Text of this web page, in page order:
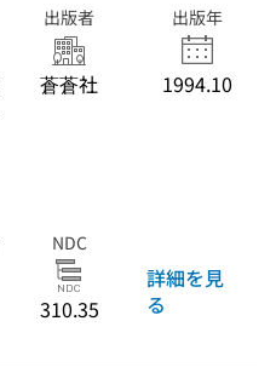
出版者
蒼蒼社
出版年
1994.10
NDC
310.35
詳細を見
る